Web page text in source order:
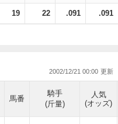
19 22 .091 .091
2002/12/21 00:00
馬番
騎手
(斤量)
人気
(オッズ)